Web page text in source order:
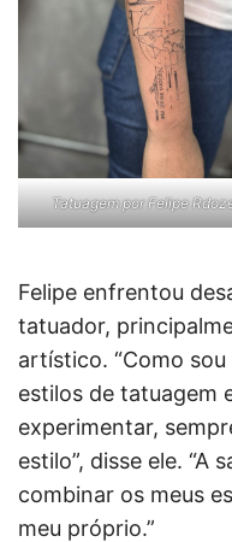
Tatuagem por Felipe
Felipe enfrentou
tatuador,
artístico. “Como
estilos de tatuagem
experimentar,
estilo”, disse ele. “A
combinar os meus
meu próprio.”